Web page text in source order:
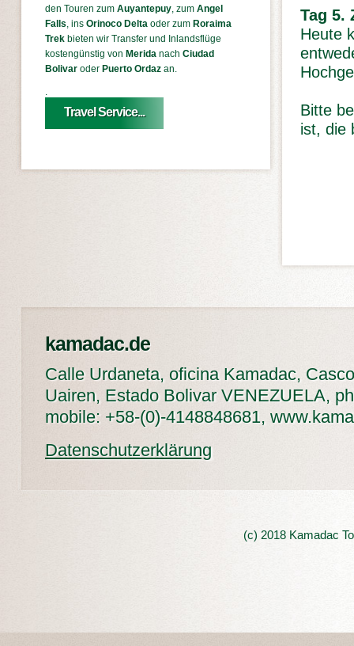
Tag 5.
Heute
Bitte
ist, die
den Touren zum Auyantepuy, zum Angel
Falls, ins Orinoco Delta oder zum Roraima
Trek bieten wir Transfer und Inlandsflüge
kostengünstig von Merida nach Ciudad
Bolivar oder Puerto Ordaz an.
.
Travel Service...
kamadac.de
Calle Urdaneta, oficina Kamadac,
Uairen, Estado Bolivar VENEZUELA,
mobile: +58-(0)-4148848681,
Datenschutzerklärung
(c) 2018 Kamadac